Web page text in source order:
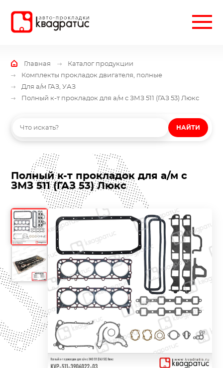
Главная
Каталог продукции
Комплекты прокладок двигателя, полные
Для а/м ГАЗ, УАЗ
Полный к-т прокладок для а/м с ЗМЗ 511 (ГАЗ 53) Люкс
НАЙТИ
Полный к-т прокладок для а/м с
ЗМЗ 511 (ГАЗ 53) Люкс